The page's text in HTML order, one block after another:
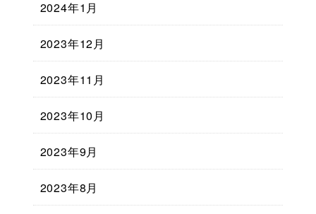
2024年1月
2023年12月
2023年11月
2023年10月
2023年9月
2023年8月